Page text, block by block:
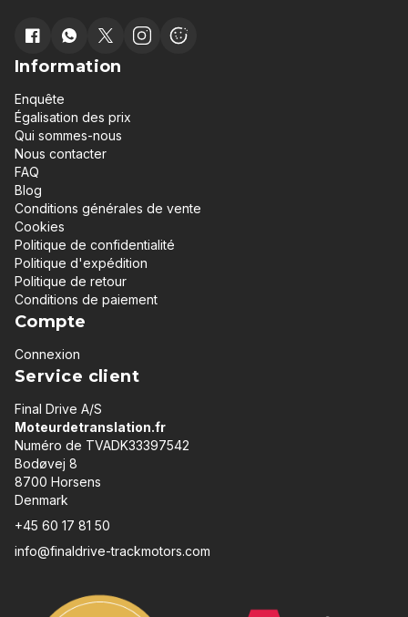
Information
Enquête
Égalisation des prix
Qui sommes-nous
Nous contacter
FAQ
Blog
Conditions générales de vente
Cookies
Politique de confidentialité
Politique d'expédition
Politique de retour
Conditions de paiement
Compte
Connexion
Service client
Final Drive A/S
Moteurdetranslation.fr
Numéro de TVADK33397542
Bodøvej 8
8700 Horsens
Denmark
+45 60 17 81 50
info@finaldrive-trackmotors.com